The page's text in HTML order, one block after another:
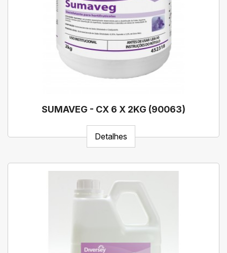
SUMAVEG - CX 6 X 2KG (90063)
Detalhes